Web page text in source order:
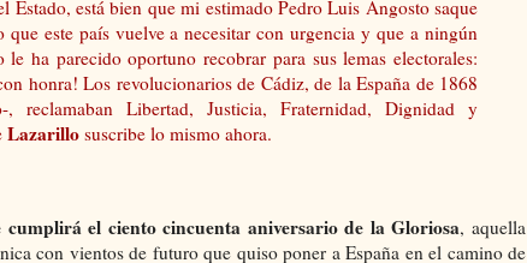
Estado, está bien que mi estimado Pedro Luis Angosto saque
este país vuelve a necesitar con urgencia y que a ningún
ha parecido oportuno recobrar para sus lemas electorales:
honra! Los revolucionarios de Cádiz, de la España de 1868
, reclamaban Libertad, Justicia, Fraternidad, Dignidad y
Lazarillo suscribe lo mismo ahora.
cumplirá el ciento cincuenta aniversario de la Gloriosa, aquella
con vientos de futuro que quiso poner a España en el camino de